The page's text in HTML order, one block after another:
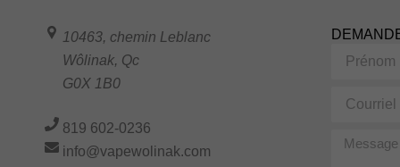
10463, chemin Leblanc
Wôlinak, Qc
G0X 1B0
819 602-0236
info@vapewolinak.com
Prénom
Message